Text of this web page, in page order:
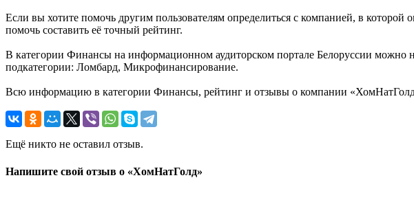
Если вы хотите помочь другим пользователям определиться с компанией, в
помочь составить её точный рейтинг.
В категории Финансы на информационном аудиторском портале Белоруссии можно
подкатегории: Ломбард, Микрофинансирование.
Всю информацию в категории Финансы, рейтинг и отзывы о компании
Ещё никто не оставил отзыв.
Напишите свой отзыв о «ХомНатГолд»